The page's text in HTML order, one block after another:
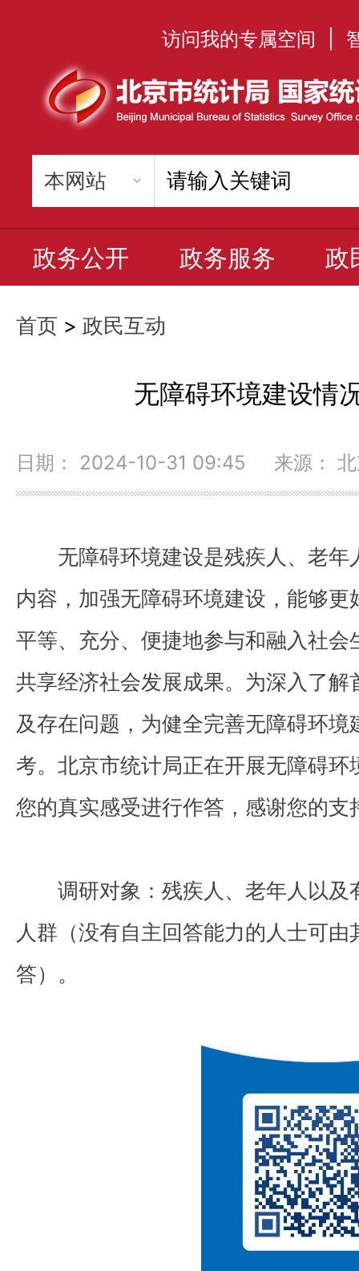
访问我的专属空间
政务公开 政务服务 政
首页 > 政民互动
无障碍环境建设情
日期： 2024-10-31 09:45 来源： 北
无障碍环境建设是残疾人、老
内容，加强无障碍环境建设，能够
平等、充分、便捷地参与和融入社
共享经济社会发展成果。为深入了
及存在问题，为健全完善无障碍环
考。北京市统计局正在开展无障碍
您的真实感受进行作答，感谢您的支
调研对象：残疾人、老年人以
人群（没有自主回答能力的人士可
答）。